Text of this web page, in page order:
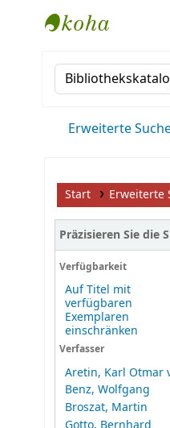
Suche im
Erweiterte
Start Erweiterte
Präzisieren Sie die
Verfügbarkeit
Auf Titel mit
verfügbaren
Exemplaren
einschränken
Verfasser
Aretin, Karl Otmar
Benz, Wolfgang
Broszat, Martin